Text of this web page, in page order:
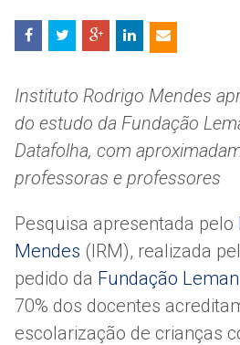
Compartilhe
nas
sociais:
Instituto Rodrigo Mendes
do estudo da Fundação
Datafolha, com
professoras e professores
Pesquisa apresentada pelo
Mendes (IRM), realizada
pedido da Fundação
70% dos docentes
escolarização de crianças